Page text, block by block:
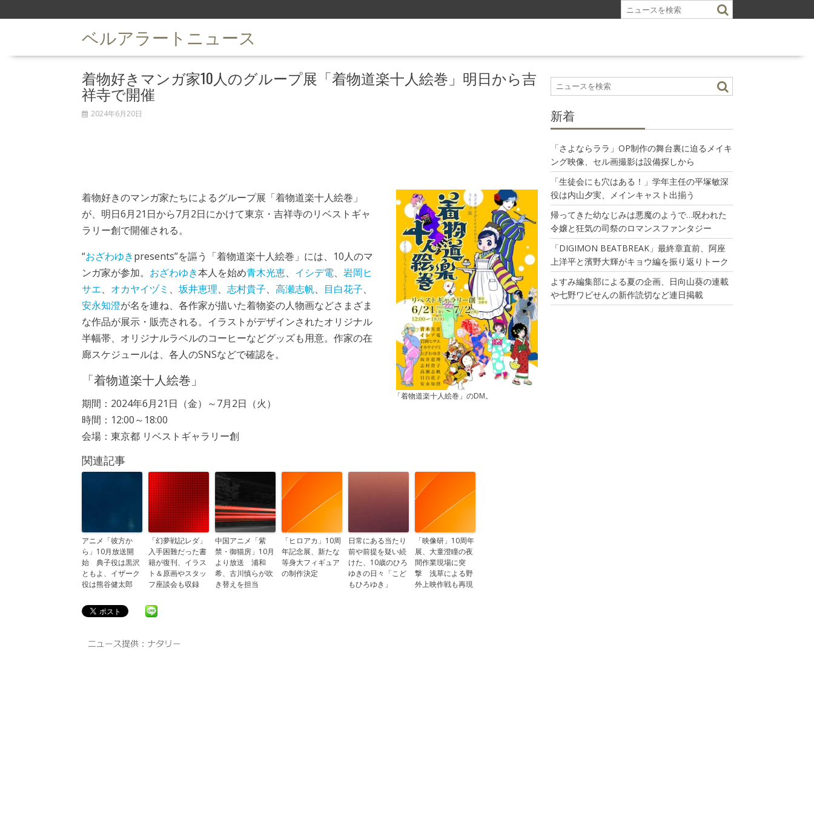
k
ベルアラートニュース
着物好きマンガ家10人のグループ展「着物道楽十人絵巻」明日から吉
祥寺で開催
2024年6月20日
「着物道楽十人絵巻」のDM。
着物好きのマンガ家たちによるグループ展「着物道楽十人絵巻」
が、明日6月21日から7月2日にかけて東京・吉祥寺のリベストギャ
ラリー創で開催される。
“おざわゆきpresents”を謳う「着物道楽十人絵巻」には、10人のマ
ンガ家が参加。 おざわゆき本人を始め青木光恵、 イシデ電、 岩岡ヒ
サエ、 オカヤイヅミ 、 坂井恵理、 志村貴子、 高瀬志帆、 目白花子、
安永知澄が名を連ね、各作家が描いた着物姿の人物画などさまざま
な作品が展示・販売される。イラストがデザインされたオリジナル
半幅帯、オリジナルラベルのコーヒーなどグッズも用意。作家の在
廊スケジュールは、各人のSNSなどで確認を。
「着物道楽十人絵巻」
期間：2024年6月21日（金）～7月2日（火）
時間：12:00～18:00
会場：東京都 リベストギャラリー創
関連記事
アニメ「彼方か
ら」10月放送開
始 典子役は黒沢
ともよ、イザーク
役は熊谷健太郎
「幻夢戦記レダ」
入手困難だった書
籍が復刊、イラス
ト＆原画やスタッ
フ座談会も収録
中国アニメ「紫
禁・御猫房」10月
より放送 浦和
希、古川慎らが吹
き替えを担当
「ヒロアカ」10周
年記念展、新たな
等身大フィギュア
の制作決定
日常にある当たり
前や前提を疑い続
けた、10歳のひろ
ゆきの日々「こど
もひろゆき」
「映像研」10周年
展、大童澄瞳の夜
間作業現場に突
撃 浅草による野
外上映作戦も再現
新着
「さよならララ」OP制作の舞台裏に迫るメイキ
ング映像、セル画撮影は設備探しから
「生徒会にも穴はある！」学年主任の平塚敏深
役は内山夕実、メインキャスト出揃う
帰ってきた幼なじみは悪魔のようで…呪われた
令嬢と狂気の司祭のロマンスファンタジー
「DIGIMON BEATBREAK」最終章直前、阿座
上洋平と濱野大輝がキョウ編を振り返りトーク
よすみ編集部による夏の企画、日向山葵の連載
や七野ワビせんの新作読切など連日掲載